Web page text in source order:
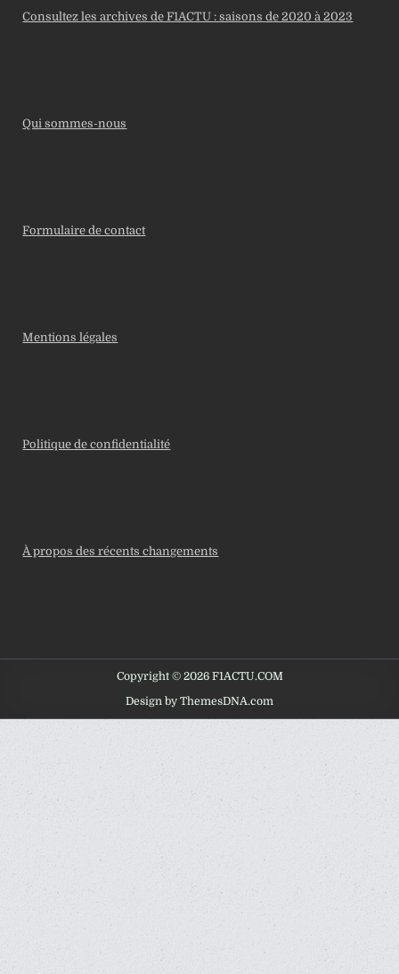
Consultez les archives de F1ACTU : saisons de 2020 à 2023
Qui sommes-nous
Formulaire de contact
Mentions légales
Politique de confidentialité
À propos des récents changements
Copyright © 2026 F1ACTU.COM
Design by ThemesDNA.com